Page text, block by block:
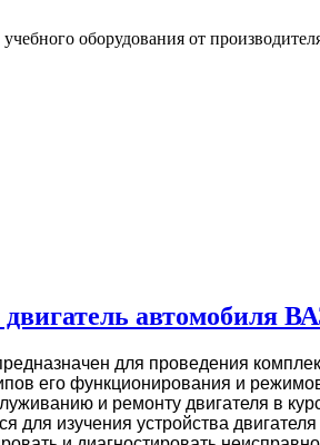
оборудования от
автомобиля
для проведения
его функционирования и
и ремонту двигателя в
для изучения устройства